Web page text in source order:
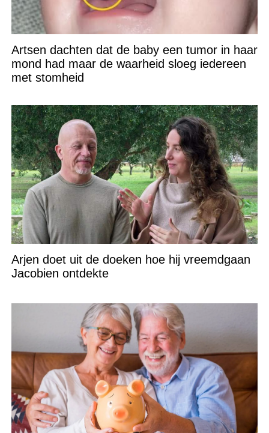
Artsen dachten dat de baby een tumor in haar
mond had maar de waarheid sloeg iedereen
met stomheid
Arjen doet uit de doeken hoe hij vreemdgaan
Jacobien ontdekte